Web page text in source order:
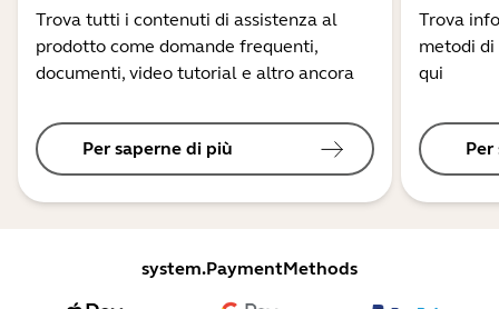
Trova tutti i contenuti di assistenza al
prodotto come domande frequenti,
documenti, video tutorial e altro ancora
Per saperne di più
Trova
metodi di
qui
system.PaymentMethods